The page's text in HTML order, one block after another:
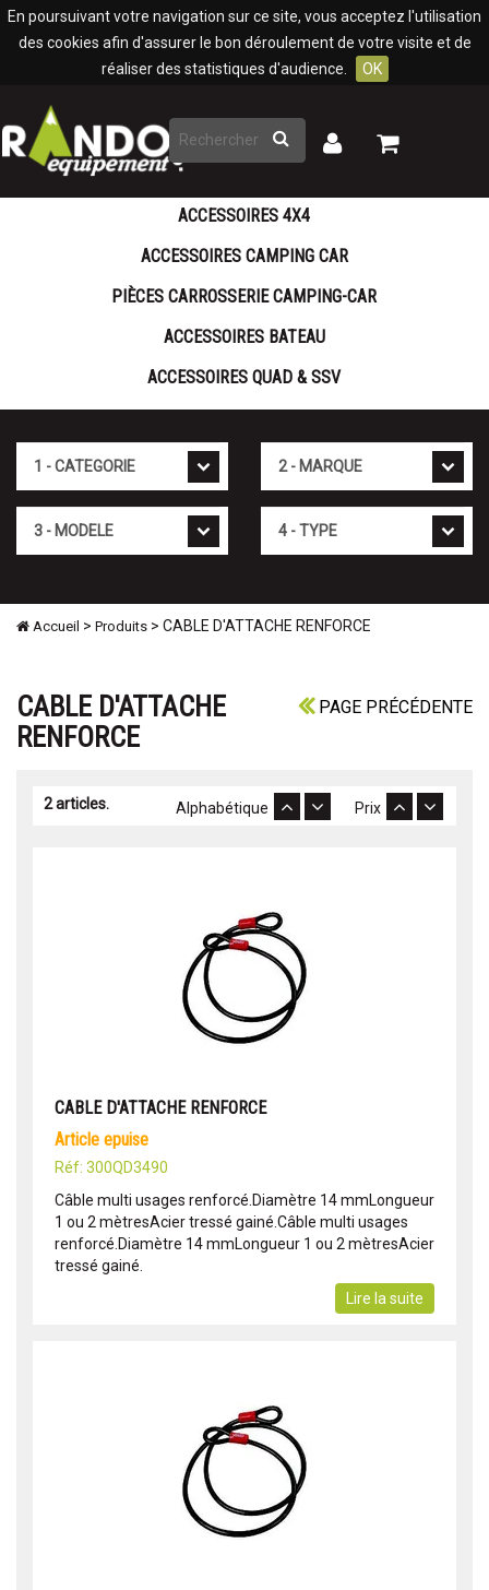
En poursuivant votre navigation sur ce site, vous acceptez l'utilisation
des cookies afin d'assurer le bon déroulement de votre visite et de
réaliser des statistiques d'audience.
OK
Rechercher
Mon
Mon
ACCESSOIRES 4X4
ACCESSOIRES CAMPING CAR
PIÈCES CARROSSERIE CAMPING-CAR
ACCESSOIRES BATEAU
ACCESSOIRES QUAD & SSV
Accueil > Produits > CABLE D'ATTACHE RENFORCE
PAGE PRÉCÉDENTE
CABLE D'ATTACHE
RENFORCE
2 articles. Prix
Alphabétique
CABLE D'ATTACHE RENFORCE
article epuise
Réf: 300QD3490
Câble multi usages renforcé.Diamètre 14 mmLongueur
1 ou 2 mètresAcier tressé gainé.Câble multi usages
renforcé.Diamètre 14 mmLongueur 1 ou 2 mètresAcier
tressé gainé.
Lire la suite
Panneau de gestion des cookies